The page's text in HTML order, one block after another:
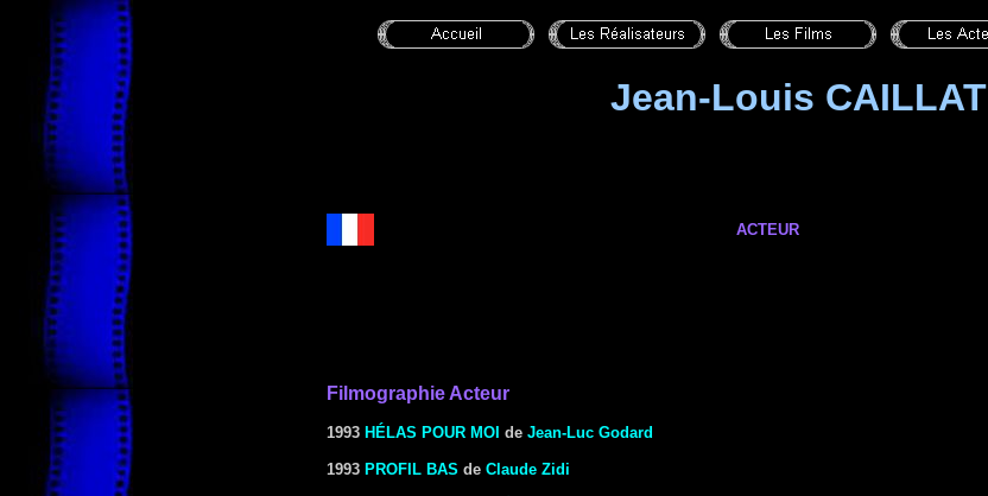
Jean-Louis CAILLAT
ACTEUR
Filmographie Acteur
1993 HÉLAS POUR MOI de Jean-Luc Godard
1993 PROFIL BAS de Claude Zidi